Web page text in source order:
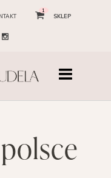
1
SKLEP
polsce